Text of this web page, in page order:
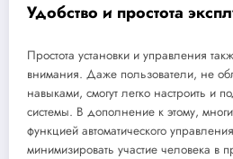
Удобство и простота
Простота установки и управления
внимания. Даже пользователи, не
навыками, смогут легко настроить и
системы. В дополнение к этому,
функцией автоматического
минимизировать участие человека в